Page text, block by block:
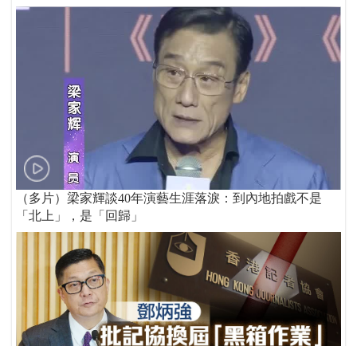
（多片）梁家輝談40年演藝生涯落淚：到內地拍戲不是
「北上」，是「回歸」